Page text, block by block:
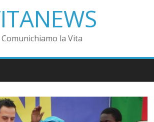
Comunichiamo la Vita